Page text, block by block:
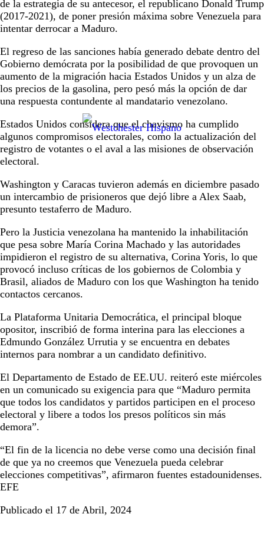
de la estrategia de su antecesor, el republicano Donald Trump
(2017-2021), de poner presión máxima sobre Venezuela para
intentar derrocar a Maduro.
El regreso de las sanciones había generado debate dentro del
Gobierno demócrata por la posibilidad de que provoquen un
aumento de la migración hacia Estados Unidos y un alza de
los precios de la gasolina, pero pesó más la opción de dar
una respuesta contundente al mandatario venezolano.
Estados Unidos considera que el chavismo ha cumplido
algunos compromisos electorales, como la actualización del
registro de votantes o el aval a las misiones de observación
electoral.
Washington y Caracas tuvieron además en diciembre pasado
un intercambio de prisioneros que dejó libre a Alex Saab,
presunto testaferro de Maduro.
Pero la Justicia venezolana ha mantenido la inhabilitación
que pesa sobre María Corina Machado y las autoridades
impidieron el registro de su alternativa, Corina Yoris, lo que
provocó incluso críticas de los gobiernos de Colombia y
Brasil, aliados de Maduro con los que Washington ha tenido
contactos cercanos.
La Plataforma Unitaria Democrática, el principal bloque
opositor, inscribió de forma interina para las elecciones a
Edmundo González Urrutia y se encuentra en debates
internos para nombrar a un candidato definitivo.
El Departamento de Estado de EE.UU. reiteró este miércoles
en un comunicado su exigencia para que “Maduro permita
que todos los candidatos y partidos participen en el proceso
electoral y libere a todos los presos políticos sin más
demora”.
“El fin de la licencia no debe verse como una decisión final
de que ya no creemos que Venezuela pueda celebrar
elecciones competitivas”, afirmaron fuentes estadounidenses.
EFE
Publicado el 17 de Abril, 2024